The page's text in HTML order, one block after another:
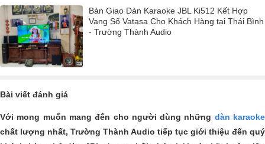
Bàn Giao Dàn Karaoke JBL Ki512 Kết Hợp
Vang Số Vatasa Cho Khách Hàng tại Thái Bình
- Trường Thành Audio
Bài viết đánh giá
Với mong muốn mang đến cho người dùng những dàn karaoke
chất lượng nhất, Trường Thành Audio tiếp tục giới thiệu đến quý